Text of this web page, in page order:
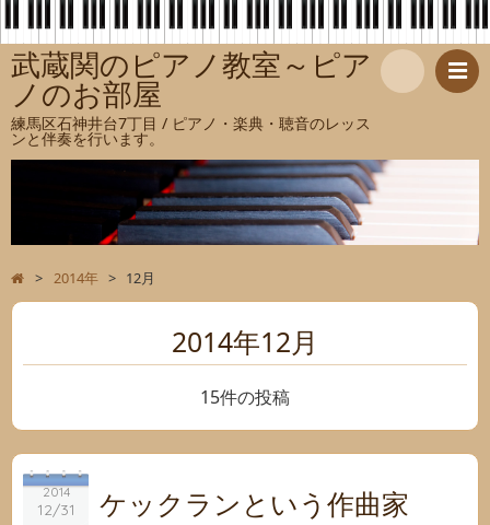
武蔵関のピアノ教室～ピア
ノのお部屋
練馬区石神井台7丁目 / ピアノ・楽典・聴音のレッス
ンと伴奏を行います。
索
> 2014年 > 12月
2014年12月
15件の投稿
2014
12/31
2014
12/31 ケックランという作曲家